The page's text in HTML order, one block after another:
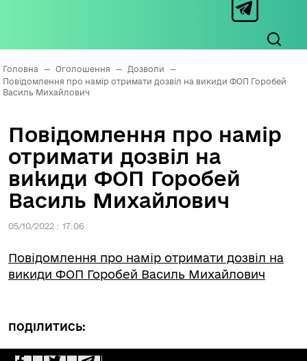
Головна — Оголошення — Дозволи
—
Повідомлення про намір отримати дозвіл на викиди ФОП Горобей
Василь Михайлович
Повідомлення про намір
отримати дозвіл на
викиди ФОП Горобей
Василь Михайлович
05/10/2022 : 17:06
Повідомлення про намір отримати дозвіл на
викиди ФОП Горобей Василь Михайлович
ПОДІЛИТИСЬ: